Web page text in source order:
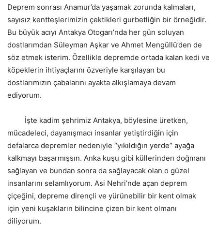
Deprem sonrası Anamur’da yaşamak zorunda kalmaları,
sayısız kentteşlerimizin çektikleri gurbetliğin bir örneğidir.
Bu büyük acıyı Antakya Otogarı’nda her gün soluyan
dostlarımdan Süleyman Aşkar ve Ahmet Mengüllü’den de
söz etmek isterim. Özellikle depremde ortada kalan kedi ve
köpeklerin ihtiyaçlarını özveriyle karşılayan bu
dostlarımızın çabalarını ayakta alkışlamaya devam
ediyorum.
İşte kadim şehrimiz Antakya, böylesine üretken,
mücadeleci, dayanışmacı insanlar yetiştirdiğin için
defalarca depremler nedeniyle “yıkıldığın yerde” ayağa
kalkmayı başarmışsın. Anka kuşu gibi küllerinden doğmanı
sağlayan ve bundan sonra da sağlayacak olan o güzel
insanlarını selamlıyorum. Asi Nehri’nde açan deprem
çiçeğini, depreme dirençli ve yürünebilir bir kent olmak
için yeni kuşakların bilincine çizen bir kent olmanı
diliyorum.